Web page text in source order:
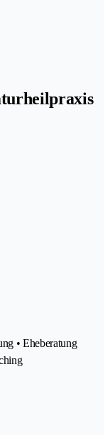
• Eheberatung